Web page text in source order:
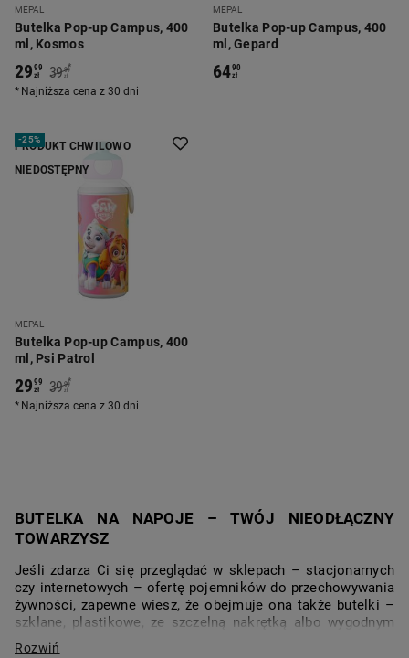
MEPAL
Butelka Pop-up Campus, 400
ml, Kosmos
2999
zł 39 99
zł
*
Najniższa cena z 30 dni
MEPAL
Butelka Pop-up Campus, 400
ml, Gepard
6490
zł
PRODUKT CHWILOWO
NIEDOSTĘPNY
-25%
MEPAL
Butelka Pop-up Campus, 400
ml, Psi Patrol
2999
zł 39 99
zł
*
Najniższa cena z 30 dni
BUTELKA NA NAPOJE – TWÓJ NIEODŁĄCZNY
TOWARZYSZ
Jeśli zdarza Ci się przeglądać w sklepach – stacjonarnych
czy internetowych – ofertę pojemników do przechowywania
żywności, zapewne wiesz, że obejmuje ona także butelki –
szklane, plastikowe, ze szczelną nakrętką albo wygodnym
ustnikiem. Wybór takich akcesoriów jest naprawdę